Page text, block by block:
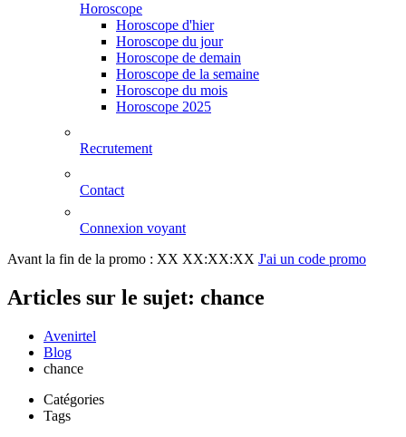
Horoscope
Horoscope d'hier
Horoscope du jour
Horoscope de demain
Horoscope de la semaine
Horoscope du mois
Horoscope 2025
Recrutement
Contact
Connexion voyant
Avant la fin de la promo : XX XX:XX:XX J'ai un code promo
Articles sur le sujet: chance
Avenirtel
Blog
chance
Catégories
Tags